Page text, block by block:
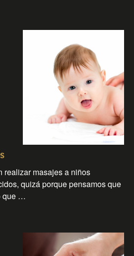
realizar masajes a niños
quizá porque pensamos que
que …